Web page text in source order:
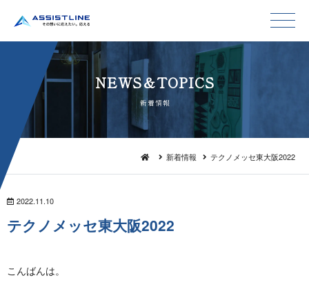
NEWS＆TO P I C S
新 着 情 報
新着情報 テクノメッセ東大阪2022
2022.11.10
テクノメッセ東大阪 2 0 2 2
こん ば ん は 。